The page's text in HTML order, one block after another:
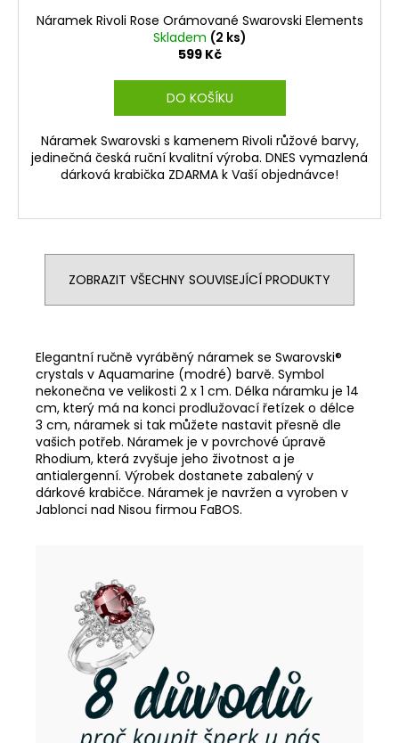
Náramek Rivoli Rose Orámované Swarovski Elements
Skladem (2 ks)
599 Kč
DO KOŠÍKU
Náramek Swarovski s kamenem Rivoli růžové barvy,
jedinečná česká ruční kvalitní výroba. DNES vymazlená
dárková krabička ZDARMA k Vaší objednávce!
ZOBRAZIT VŠECHNY SOUVISEJÍCÍ PRODUKTY
Elegantní ručně vyráběný náramek se Swarovski®
crystals v Aquamarine (modré) barvě. Symbol
nekonečna ve velikosti 2 x 1 cm. Délka náramku je 14
cm, který má na konci prodlužovací řetízek o délce
3 cm, náramek si tak můžete nastavit přesně dle
vašich potřeb. Náramek je v povrchové úpravě
Rhodium, která zvyšuje jeho životnost a je
antialergenní. Výrobek dostanete zabalený v
dárkové krabičce. Náramek je navržen a vyroben v
Jablonci nad Nisou firmou FaBOS.